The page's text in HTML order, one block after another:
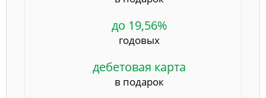
до 19,56%
годовых
дебетовая карта
в подарок